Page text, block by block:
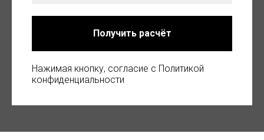
Получить расчёт
Нажимая кнопку, согласие с Политикой
конфиденциальности